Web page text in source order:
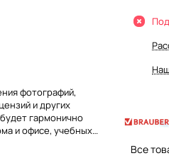
фотографий,
и других
гармонично
и офисе, учебных
и
цвета, за счет чего
Все